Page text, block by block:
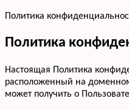
Политика
Политика
Настоящая Политика
расположенный на
может получить о